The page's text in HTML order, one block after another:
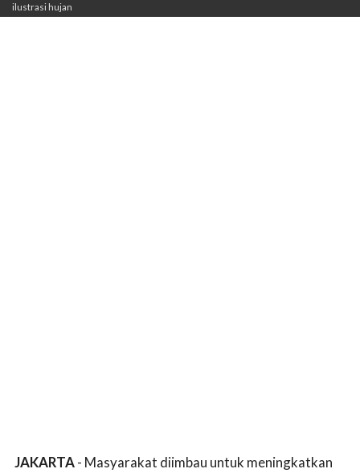
ilustrasi hujan
JAKARTA- Masyarakat diimbau untuk meningkatkan